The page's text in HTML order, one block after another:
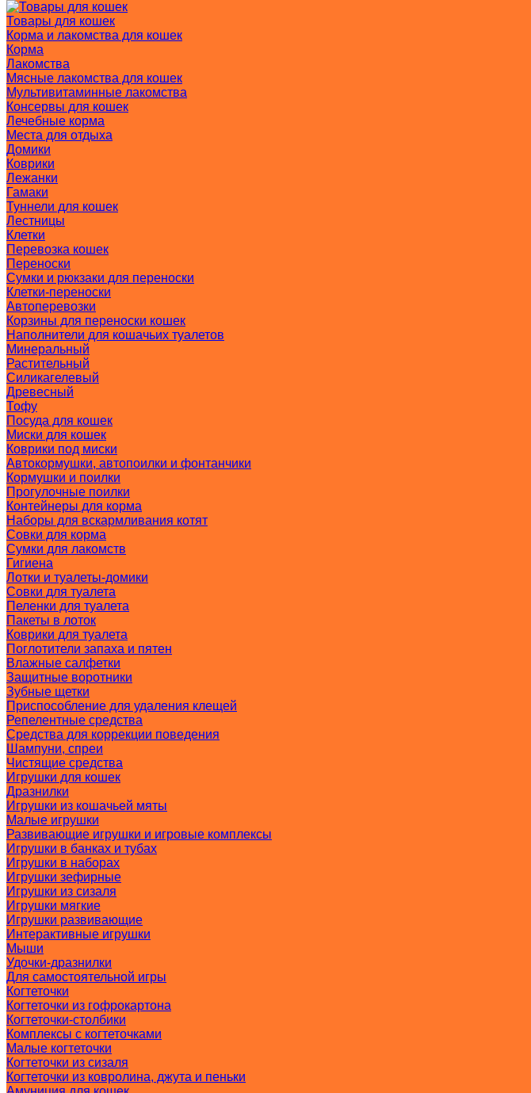
Товары для кошек
Корма и лакомства для кошек
Корма
Лакомства
Мясные лакомства для кошек
Мультивитаминные лакомства
Консервы для кошек
Лечебные корма
Места для отдыха
Домики
Коврики
Лежанки
Гамаки
Туннели для кошек
Лестницы
Клетки
Перевозка кошек
Переноски
Сумки и рюкзаки для переноски
Клетки-переноски
Автоперевозки
Корзины для переноски кошек
Наполнители для кошачьих туалетов
Минеральный
Растительный
Силикагелевый
Древесный
Тофу
Посуда для кошек
Миски для кошек
Коврики под миски
Автокормушки, автопоилки и фонтанчики
Кормушки и поилки
Прогулочные поилки
Контейнеры для корма
Наборы для вскармливания котят
Совки для корма
Сумки для лакомств
Гигиена
Лотки и туалеты-домики
Совки для туалета
Пеленки для туалета
Пакеты в лоток
Коврики для туалета
Поглотители запаха и пятен
Влажные салфетки
Защитные воротники
Зубные щетки
Приспособление для удаления клещей
Репелентные средства
Средства для коррекции поведения
Шампуни, спреи
Чистящие средства
Игрушки для кошек
Дразнилки
Игрушки из кошачьей мяты
Малые игрушки
Развивающие игрушки и игровые комплексы
Игрушки в банках и тубах
Игрушки в наборах
Игрушки зефирные
Игрушки из сизаля
Игрушки мягкие
Игрушки развивающие
Интерактивные игрушки
Мыши
Удочки-дразнилки
Для самостоятельной игры
Когтеточки
Когтеточки из гофрокартона
Когтеточки-столбики
Комплексы с когтеточками
Малые когтеточки
Когтеточки из сизаля
Когтеточки из ковролина, джута и пеньки